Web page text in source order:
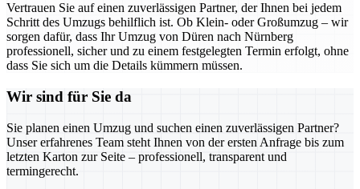
Vertrauen Sie auf einen zuverlässigen Partner, der Ihnen bei jedem
Schritt des Umzugs behilflich ist. Ob Klein- oder Großumzug – wir
sorgen dafür, dass Ihr Umzug von Düren nach Nürnberg
professionell, sicher und zu einem festgelegten Termin erfolgt, ohne
dass Sie sich um die Details kümmern müssen.
Wir sind für Sie da
Sie planen einen Umzug und suchen einen zuverlässigen Partner?
Unser erfahrenes Team steht Ihnen von der ersten Anfrage bis zum
letzten Karton zur Seite – professionell, transparent und
termingerecht.